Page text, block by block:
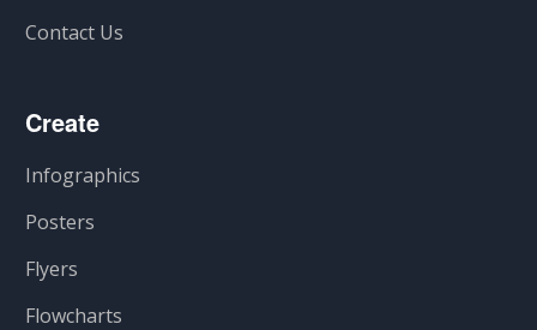
Contact Us
Create
Infographics
Posters
Flyers
Flowcharts